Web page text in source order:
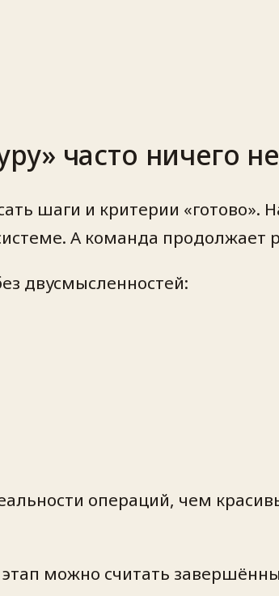
часто ничего
шаги и критерии «готово».
А команда продолжает
двусмысленностей:
операций, чем
можно считать